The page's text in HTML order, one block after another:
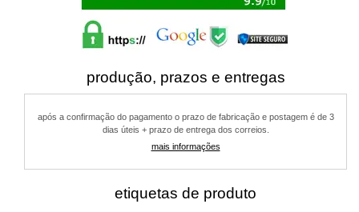
produção, prazos e entregas
após a confirmação do pagamento o prazo de fabricação e postagem é de 3
dias úteis + prazo de entrega dos correios.
mais informações
etiquetas de produto